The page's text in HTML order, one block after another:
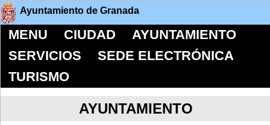
Ayuntamiento de Granada
MENU CIUDAD
AYUNTAMIENTO
SERVICIOS
SEDE ELECTRÓNICA
TURISMO
AYUNTAMIENTO